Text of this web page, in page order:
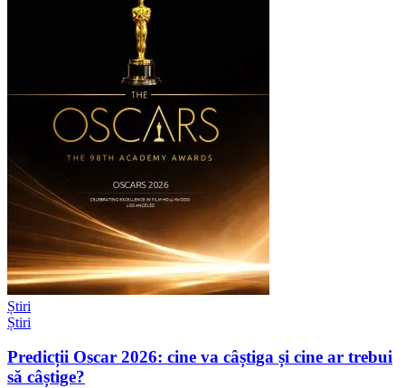
Știri
Știri
Predicții Oscar 2026: cine va câștiga și cine ar trebui
să câștige?